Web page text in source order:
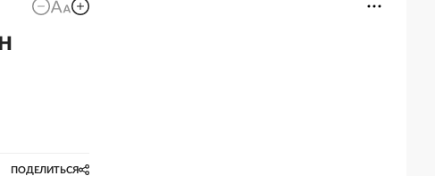
ПОДЕЛИТЬСЯ